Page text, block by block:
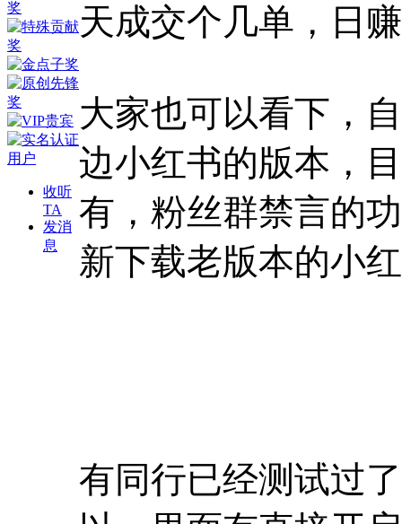
收听
TA
发消
息
天成交个几单，日
大家也可以看下，
边小红书的版本，
有，粉丝群禁言的
新下载老版本的小
有同行已经测试过